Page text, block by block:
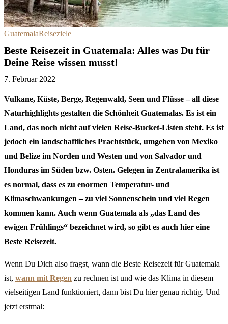
GuatemalaReiseziele
Beste Reisezeit in Guatemala: Alles was Du für
Deine Reise wissen musst!
7. Februar 2022
Vulkane, Küste, Berge, Regenwald, Seen und Flüsse – all diese
Naturhighlights gestalten die Schönheit Guatemalas. Es ist ein
Land, das noch nicht auf vielen Reise-Bucket-Listen steht. Es ist
jedoch ein landschaftliches Prachtstück, umgeben von Mexiko
und Belize im Norden und Westen und von Salvador und
Honduras im Süden bzw. Osten. Gelegen in Zentralamerika ist
es normal, dass es zu enormen Temperatur- und
Klimaschwankungen – zu viel Sonnenschein und viel Regen
kommen kann. Auch wenn Guatemala als „das Land des
ewigen Frühlings“ bezeichnet wird, so gibt es auch hier eine
Beste Reisezeit.
Wenn Du Dich also fragst, wann die Beste Reisezeit für Guatemala
ist, wann mit Regen zu rechnen ist und wie das Klima in diesem
vielseitigen Land funktioniert, dann bist Du hier genau richtig. Und
jetzt erstmal: